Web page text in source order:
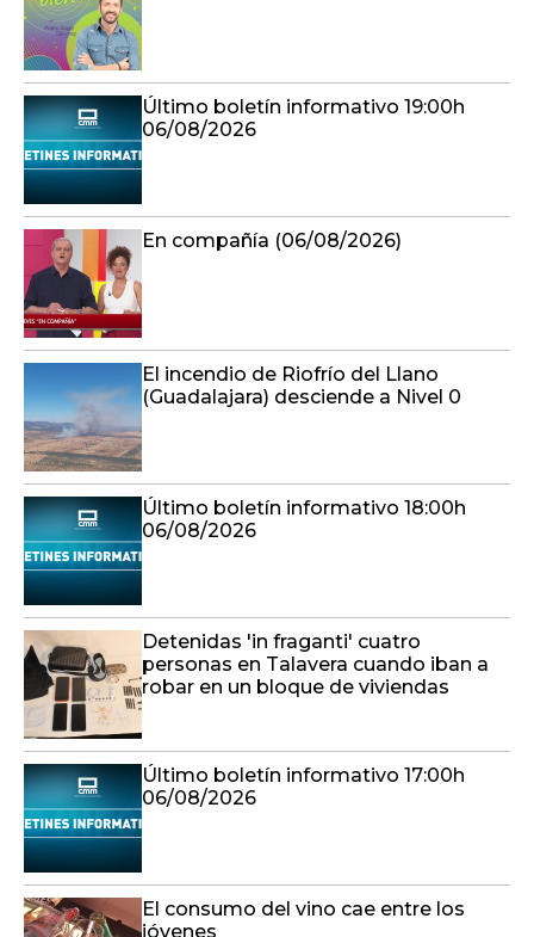
Último boletín informativo 19:00h
06/08/2026
En compañía (06/08/2026)
El incendio de Riofrío del Llano
(Guadalajara) desciende a Nivel 0
Último boletín informativo 18:00h
06/08/2026
Detenidas 'in fraganti' cuatro
personas en Talavera cuando iban a
robar en un bloque de viviendas
Último boletín informativo 17:00h
06/08/2026
El consumo del vino cae entre los
jóvenes